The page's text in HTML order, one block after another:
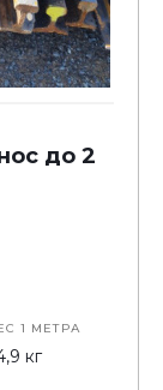
до 2
1 МЕТРА
кг